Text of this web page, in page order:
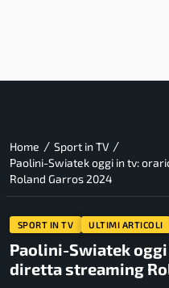
Home / Sport in TV /
Paolini-Swiatek oggi in tv:
Roland Garros 2024
SPORT IN TV ULTIMI ARTICOLI
Paolini-Swiatek
diretta streaming